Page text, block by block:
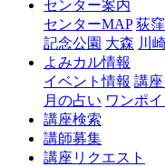
センター案内
センターMAP 荻窪
記念公園 大森 川
よみカル情報
イベント情報 講
月の占い ワンポ
講座検索
講師募集
講座リクエスト